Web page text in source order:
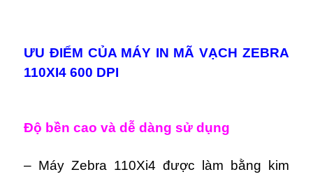
ƯU ĐIỂM CỦA MÁY IN MÃ VẠCH ZEBRA
110XI4 600 DPI
Độ bền cao và dễ dàng sử dụng
– Máy Zebra 110Xi4 được làm bằng kim